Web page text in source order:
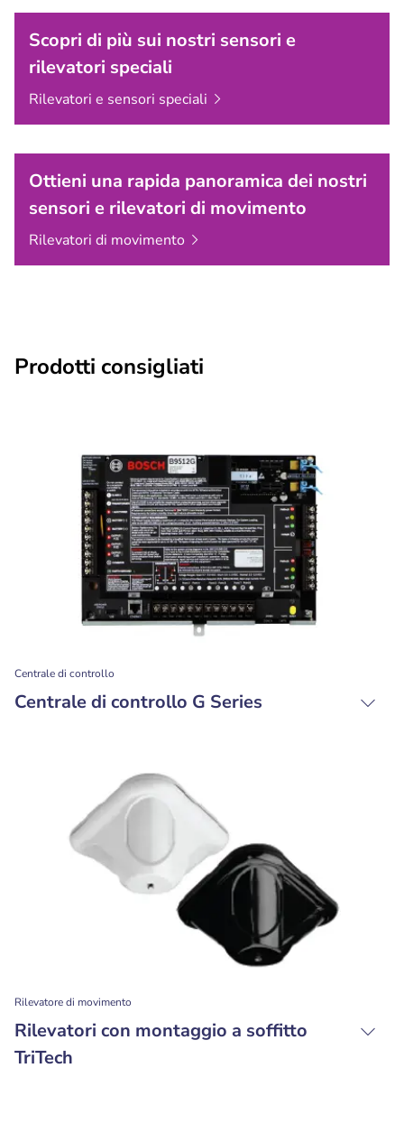
Scopri di più sui nostri sensori e
rilevatori speciali
Rilevatori e sensori speciali
Ottieni una rapida panoramica dei nostri
sensori e rilevatori di movimento
Rilevatori di movimento
Prodotti consigliati
Centrale di controllo
Centrale di controllo G Series
Rilevatore di movimento
Rilevatori con montaggio a soffitto
TriTech